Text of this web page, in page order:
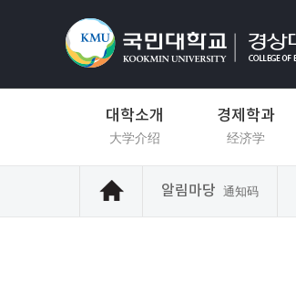
대학소개
大学介绍
경제학과
经济学
알림마당 通知码